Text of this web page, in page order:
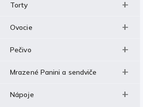
Torty
Ovocie
Pečivo
Mrazené Panini a sendviče
Nápoje